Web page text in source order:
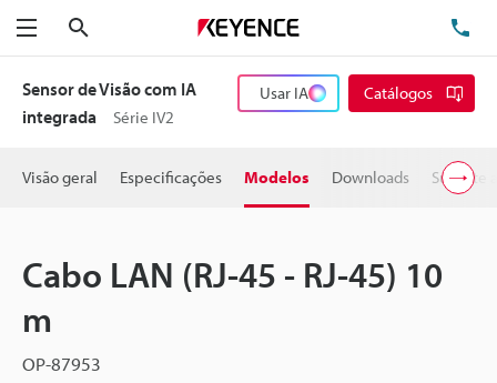
Menu
Sensor de Visão com IA
integrada
Série IV2
Usar IA Catálogos
Visão geral Especificações Modelos Downloads Suporte
Cabo LAN (RJ-45 - RJ-45) 10
m
OP-87953